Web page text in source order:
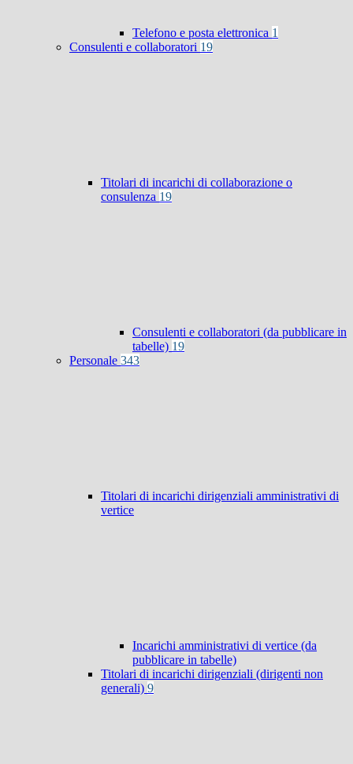
Telefono e posta elettronica 1
Consulenti e collaboratori 19
Titolari di incarichi di collaborazione o
consulenza 19
Consulenti e collaboratori (da pubblicare in
tabelle) 19
Personale 343
Titolari di incarichi dirigenziali amministrativi di
vertice
Incarichi amministrativi di vertice (da
pubblicare in tabelle)
Titolari di incarichi dirigenziali (dirigenti non
generali) 9